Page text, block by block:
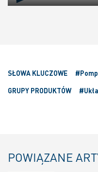
Play
SŁOWA KLUCZOWE
GRUPY PRODUKTÓW
POWIĄZANE